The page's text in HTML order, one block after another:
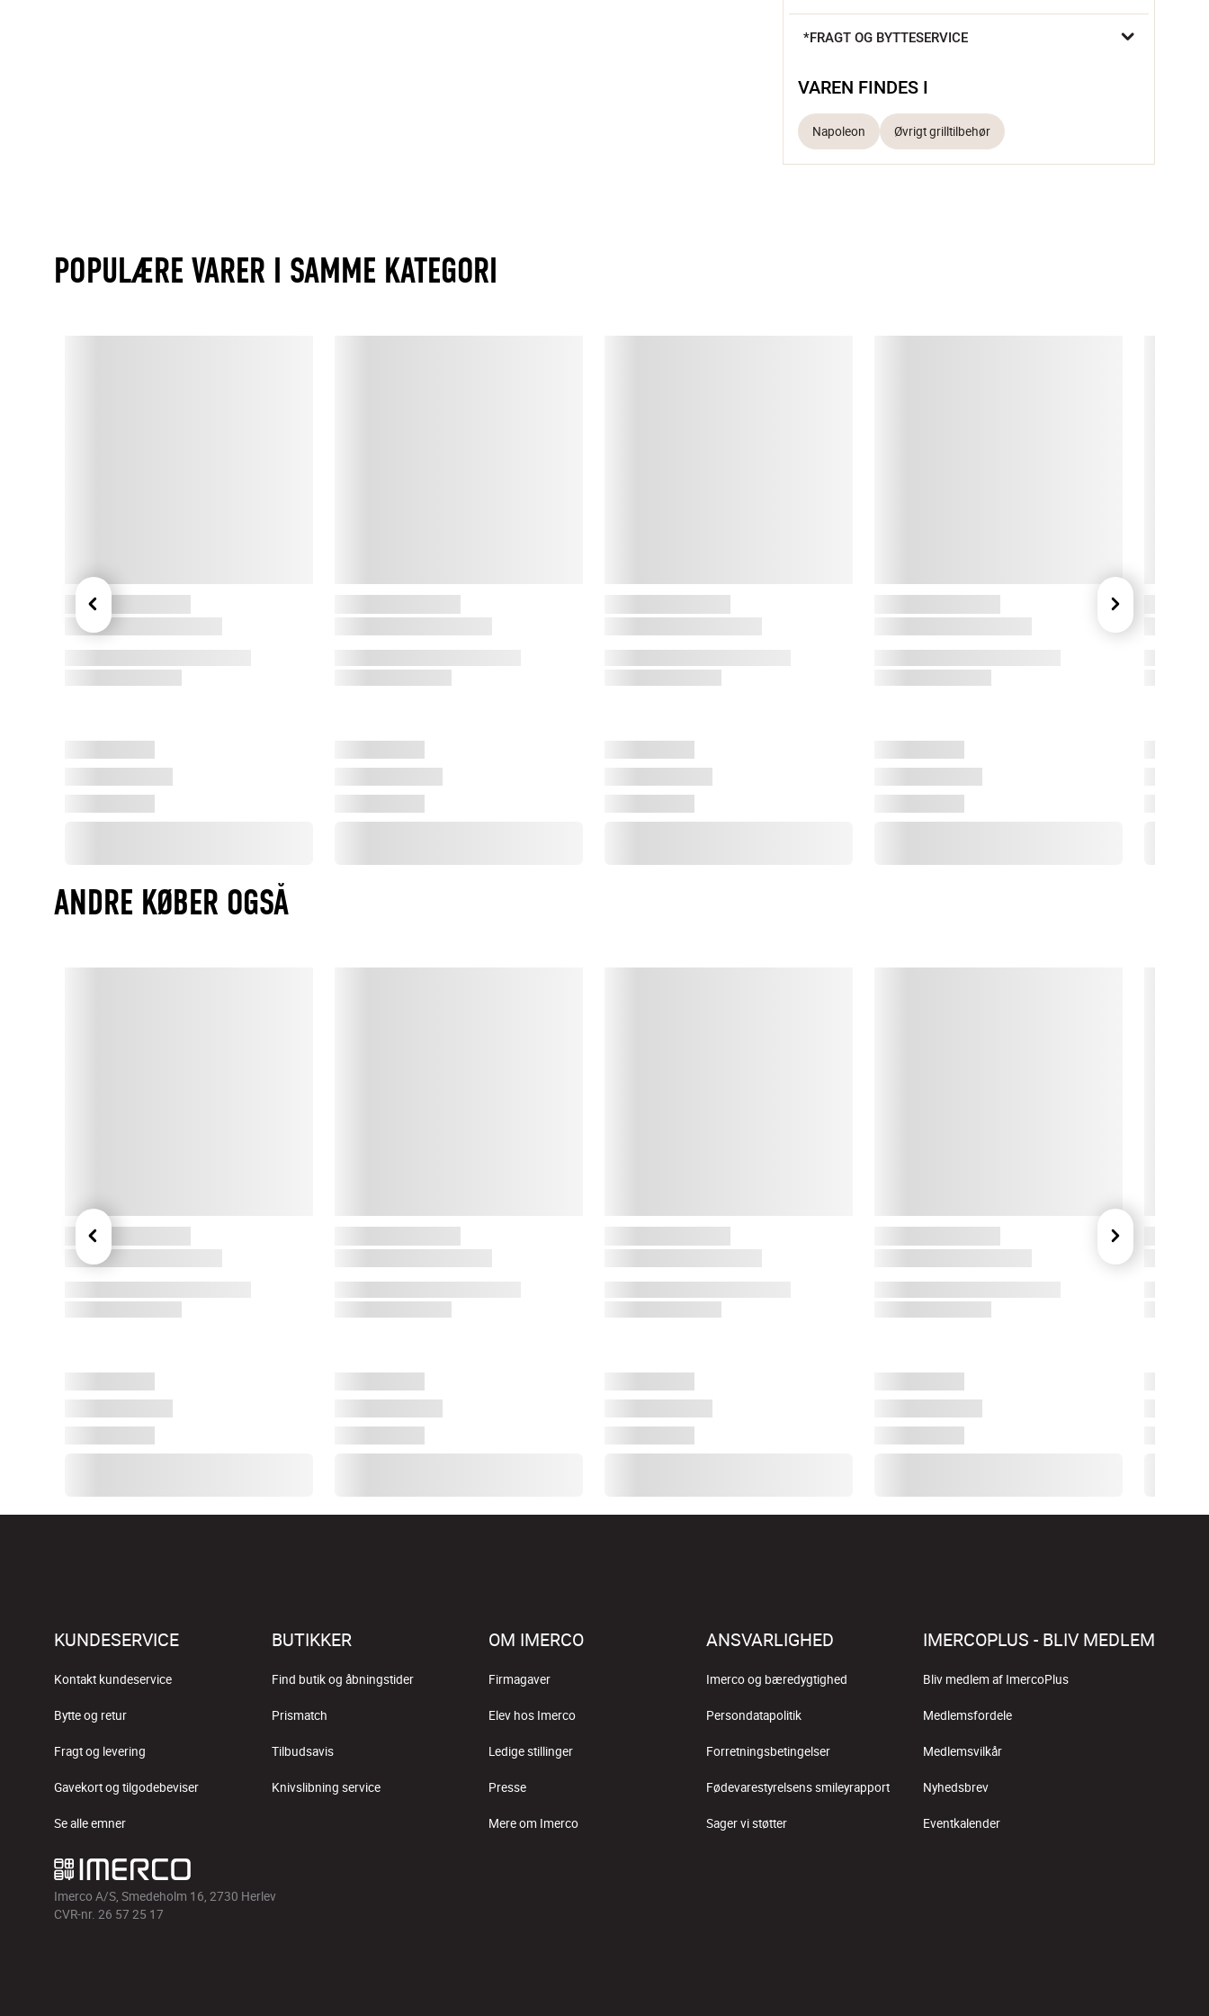
Lavet i rustfrit stål Nem at montere Skrues fast på rotisseri-
Rotisseriekurven er genial til næsten alle de grillede lækkerier –
pølsemix, små kartofler, hotwings – kun fantasien sætter
grænser for, hvad du kan lave i kurven. Rotisseriekurven er
lavet i rustfrit stål og har en god størrelse, så du kan komme
*FRAGT OG BYTTESERVICE
VAREN FINDES I
Napoleon Øvrigt grilltilbehør
POPULÆRE VARER I SAMME KATEGORI
ANDRE KØBER OGSÅ
KUNDESERVICE
Kontakt kundeservice
Bytte og retur
Fragt og levering
Gavekort og tilgodebeviser
Se alle emner
BUTIKKER
Find butik og åbningstider
Prismatch
Tilbudsavis
Knivslibning service
OM IMERCO
Firmagaver
Elev hos Imerco
Ledige stillinger
Presse
Mere om Imerco
ANSVARLIGHED
Imerco og bæredygtighed
Persondatapolitik
Forretningsbetingelser
Fødevarestyrelsens smileyrapport
Sager vi støtter
IMERCOPLUS - BLIV MEDLEM
Bliv medlem af ImercoPlus
Medlemsfordele
Medlemsvilkår
Nyhedsbrev
Eventkalender
Imerco A/S, Smedeholm 16, 2730 Herlev
CVR-nr. 26 57 25 17